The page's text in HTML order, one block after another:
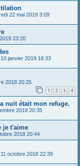
22 mai 2019 3:09
23:20
janvier 2019 18:33
2018 20:25
1 2 3 4
nuit était mon refuge.
2018 20:35
je t'aime
2018 20:44
octobre 2018 22:39